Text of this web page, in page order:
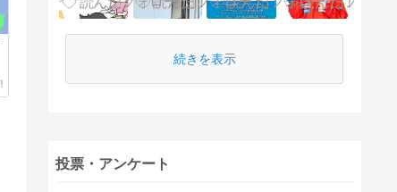
続きを表示
投票・アンケート